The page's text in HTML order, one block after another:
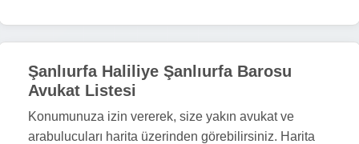
Şanlıurfa Haliliye Şanlıurfa Barosu
Avukat Listesi
Konumunuza izin vererek, size yakın avukat ve
arabulucuları harita üzerinden görebilirsiniz. Harita